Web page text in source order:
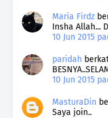
Maria Firdz
Insha Allah...
10 Jun 2015
paridah
10 Jun 2015
MasturaDin
Saya join..